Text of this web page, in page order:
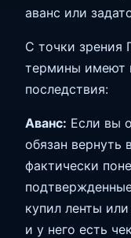
аванс или
С точки зрения
термины имеют
последствия:
Аванс: Если вы
обязан вернуть
фактически
купил ленты
и у него есть